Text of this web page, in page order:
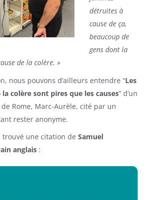
détruites à
cause de ça,
beaucoup de
gens dont la
de la colère. »
nous pouvons d’ailleurs entendre “Les
la colère sont pires que les causes” d’un
Rome, Marc-Aurèle, cité par un
rester anonyme.
trouvé une citation de Samuel
anglais: